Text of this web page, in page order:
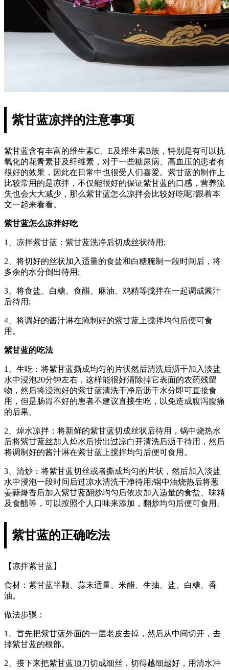
紫甘蓝凉拌的注意事项
紫甘蓝含有丰富的维生素C、E及维生素B族，特别是有可以抗
氧化的花青素苷及纤维素，对于一些糖尿病、高血压的患者有
很好的效果，因此在日常中也很受人们喜爱。紫甘蓝的制作上
比较常用的是凉拌，不仅能很好的保证紫甘蓝的口感，营养流
失也会大大减少，那么紫甘蓝怎么凉拌会比较好吃呢?跟着本
文一起来看看。
紫甘蓝怎么凉拌好吃
1、凉拌紫甘蓝：紫甘蓝洗净后切成丝状待用;
2、将切好的丝状加入适量的食盐和白糖腌制一段时间后，将
多余的水分倒出待用;
3、将食盐、白糖、食醋、麻油、鸡精等搅拌在一起调成酱汁
后待用;
4、将调好的酱汁淋在腌制好的紫甘蓝上搅拌均匀后便可食
用。
紫甘蓝的吃法
1、生吃：将紫甘蓝撕成均匀的片状然后清洗后沥干加入淡盐
水中浸泡20分钟左右，这样能很好清除掉它表面的农药残留
物，然后将浸泡好的紫甘蓝清洗干净后沥干水分即可直接食
用，但是肠胃不好的患者不建议直接生吃，以免造成腹泻腹痛
的后果。
2、焯水凉拌：将新鲜的紫甘蓝切成丝状后待用，锅中烧热水
后将紫甘蓝丝加入焯水后捞出过凉白开清洗后沥干待用，然后
将调制好的酱汁淋在紫甘蓝上搅拌均匀后便可食用。
3、清炒：将紫甘蓝切丝或者撕成均匀的片状，然后加入淡盐
水中浸泡一段时间后过凉水清洗干净待用;锅中油烧热后将葱
姜蒜爆香后加入紫甘蓝翻炒均匀后依次加入适量的食盐、味精
及食醋等，可以按照个人口味来添加，翻炒均匀后便可食用。
紫甘蓝的正确吃法
【凉拌紫甘蓝】
食材：紫甘蓝半颗、蒜末适量、米醋、生抽、盐、白糖、香
油。
做法步骤：
1、首先把紫甘蓝外面的一层老皮去掉，然后从中间切开，去
掉紫甘蓝的根部。
2、接下来把紫甘蓝顶刀切成细丝，切得越细越好，用清水冲